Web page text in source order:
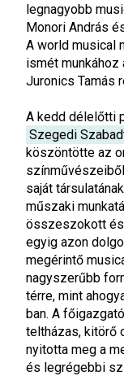
legnagyobb
Monori András
A world musical
ismét
Juronics Tamás
A kedd délelőtti
Szegedi
köszöntötte az
saját
műszaki
összeszokott
egyig azon
megérintő
nagyszerűbb
térre, mint
ban. A
teltházas, kitörő
nyitotta meg a
és legrégebbi